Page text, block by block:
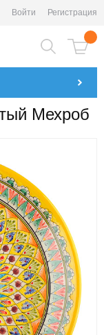
Войти Регистрация
Мехроб